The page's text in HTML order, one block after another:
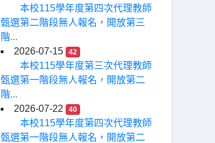
本校115學年度第四次代理教師
甄選第二階段無人報名，開放第三
階...
2026-07-15
42
本校115學年度第三次代理教師
甄選第一階段無人報名，開放第二
階...
2026-07-22
40
本校115學年度第四次代理教師
甄選第一階段無人報名，開放第二